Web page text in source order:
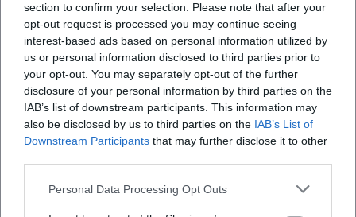
section to confirm your selection. Please note that after your
opt-out request is processed you may continue seeing
interest-based ads based on personal information utilized by
us or personal information disclosed to third parties prior to
your opt-out. You may separately opt-out of the further
disclosure of your personal information by third parties on the
IAB’s list of downstream participants. This information may
also be disclosed by us to third parties on the IAB’s List of
Downstream Participants that may further disclose it to other
Personal Data Processing Opt Outs
dienststellen/planenbauen/abteilungen-im-
rathaus/sanierung-des-maxplatzes/))
Für Besucher ist der Maxplatz deshalb vor allem ein
Ort der Orientierung. Wer sich über Parken, Anfahrt,
Tiefgarage oder den direkten Weg ins Zentrum
informiert, stößt schnell auf ihn oder auf die
benachbarten Angebote wie den Karl-Theodor-
Platz und die dortige Parkgarage. Wer sich für
Veranstaltungen, Märkte oder Brauchtum